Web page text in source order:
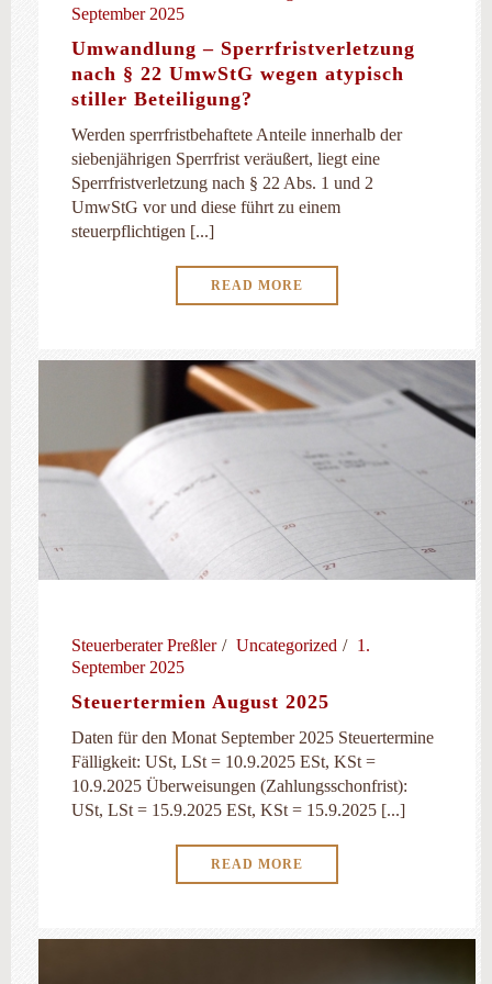
September 2025
Umwandlung – Sperrfristverletzung
nach § 22 UmwStG wegen atypisch
stiller Beteiligung?
Werden sperrfristbehaftete Anteile innerhalb der
siebenjährigen Sperrfrist veräußert, liegt eine
Sperrfristverletzung nach § 22 Abs. 1 und 2
UmwStG vor und diese führt zu einem
steuerpflichtigen [...]
READ MORE
Steuerberater Preßler Uncategorized
1.
September 2025
Steuertermien August 2025
Daten für den Monat September 2025 Steuertermine
Fälligkeit: USt, LSt = 10.9.2025 ESt, KSt =
10.9.2025 Überweisungen (Zahlungsschonfrist):
USt, LSt = 15.9.2025 ESt, KSt = 15.9.2025 [...]
READ MORE